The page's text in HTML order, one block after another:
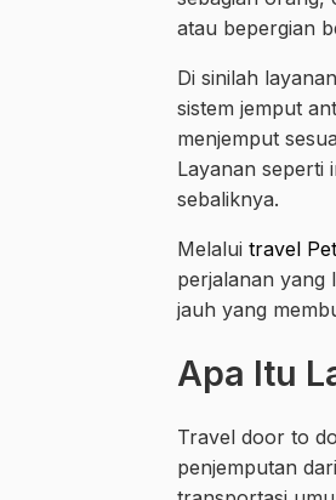
atau bepergian
Di sinilah
sistem jemput
menjemput
Layanan seperti
sebaliknya.
Melalui travel
perjalanan yang
jauh yang
Apa Itu
Travel door to
penjemputan